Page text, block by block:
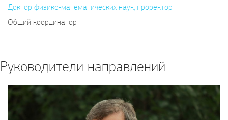
Доктор физико-математических наук, проректор
Общий координатор
Руководители направлений